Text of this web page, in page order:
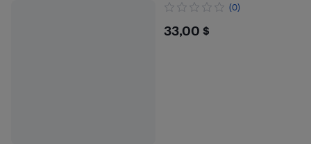
(0)
$33
33,00 $